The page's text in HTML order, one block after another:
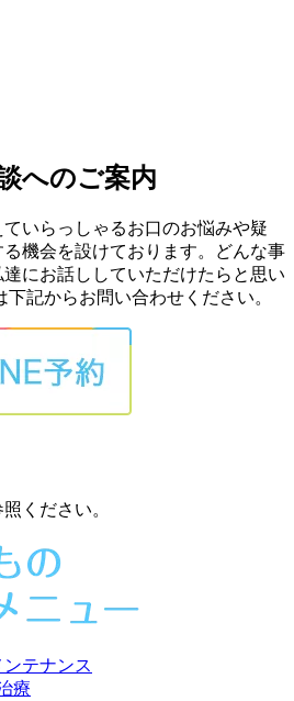
へのご案内
いらっしゃるお口のお悩みや疑
機会を設けております。どんな事
にお話ししていただけたらと思い
記からお問い合わせください。
ください。
テナンス
療